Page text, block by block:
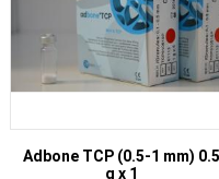
Adbone TCP (0.5-1 mm) 0.5
g x 1